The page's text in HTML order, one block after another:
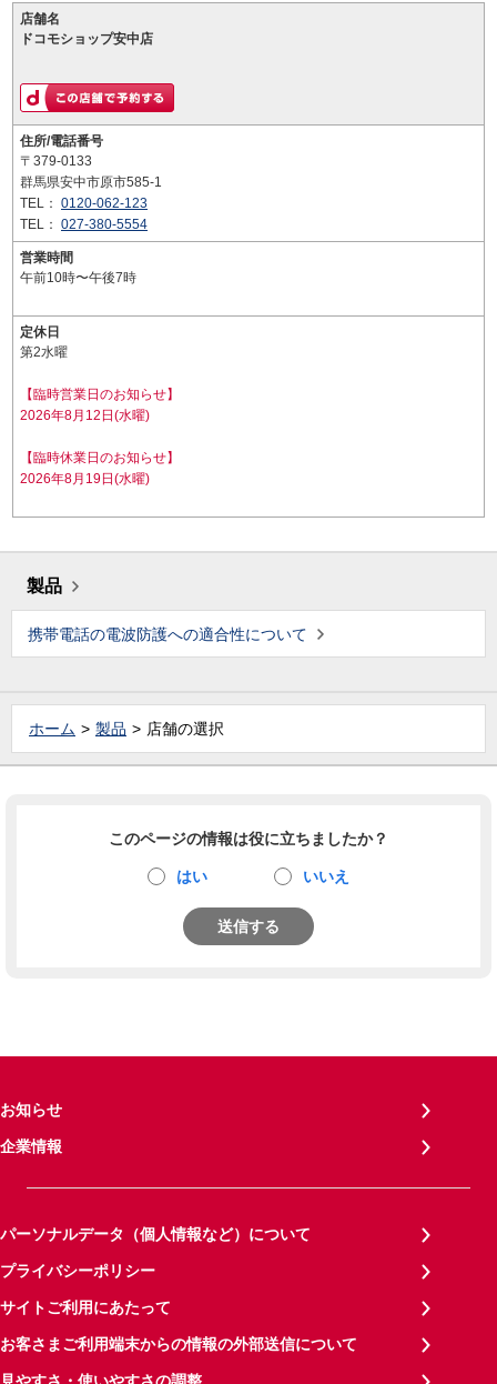
店舗名
ドコモショップ安中店
住所/電話番号
〒379-0133
群馬県安中市原市585-1
TEL： 0120-062-123
TEL： 027-380-5554
営業時間
午前10時〜午後7時
定休日
第2水曜
【臨時営業日のお知らせ】
2026年8月12日(水曜)
【臨時休業日のお知らせ】
2026年8月19日(水曜)
製品
携帯電話の電波防護への適合性について
ホーム 製品 店舗の選択
このページの情報は役に立ちましたか？
はい いいえ
送信する
お知らせ
企業情報
パーソナルデータ（個人情報など）について
プライバシーポリシー
サイトご利用にあたって
お客さまご利用端末からの情報の外部送信について